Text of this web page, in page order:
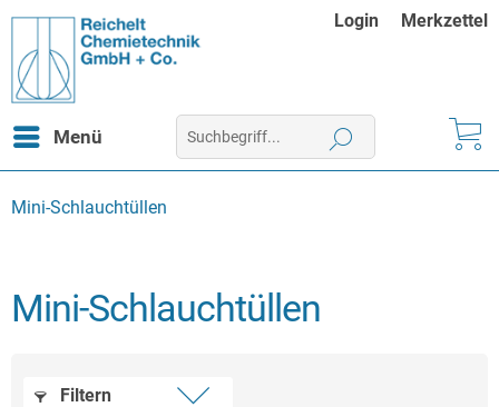
Login Merkzettel
Menü
Mini-Schlauchtüllen
Mini-Schlauchtüllen
Filtern